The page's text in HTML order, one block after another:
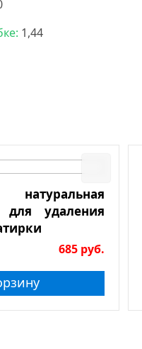
1,44
для удаления
685 руб.